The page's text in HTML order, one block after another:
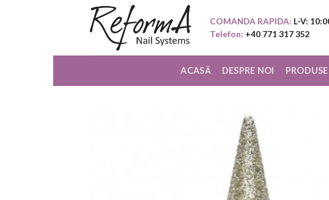
COMANDA RAPIDA: L-V:
Telefon: +40 771 317 352
ACASĂ DESPRE NOI PRODUSE